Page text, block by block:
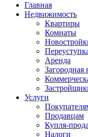
Главная
Недвижимость
Квартиры
Комнаты
Аренда
Загородная
Услуги
Продавцам
Купля-
Налоги